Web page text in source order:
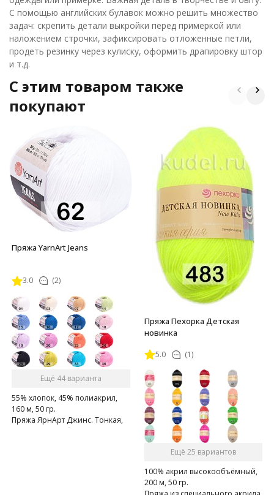
С помощью английских булавок можно решить множество
задач: скрепить детали выкройки перед примеркой или
наложением строчки, зафиксировать отложенные петли,
продеть резинку через кулиску, оформить драпировку штор
и т.д.
C этим товаром также
покупают
Пряжа YarnArt Jeans
3.0 (2)
Ещё 44 варианта
55% хлопок, 45% полиакрил,
160 м, 50 гр.
Пряжа ЯрнАрт Джинс. Тонкая,
мягкая, слегка бархатистая
Пряжа Пехорка Детская
новинка
5.0 (1)
Ещё 25 вариантов
100% акрил высокообъёмный,
200 м, 50 гр.